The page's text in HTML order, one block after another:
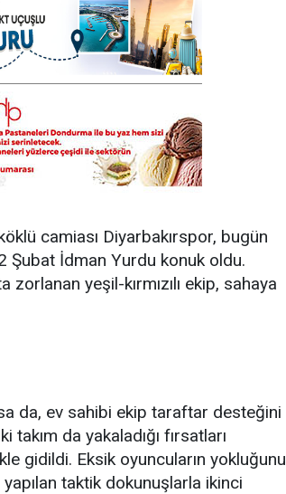
camiası Diyarbakırspor, bugün
Şubat İdman Yurdu konuk oldu.
yeşil-kırmızılı ekip, sahaya
da, ev sahibi ekip taraftar desteğini
da yakaladığı fırsatları
gidildi. Eksik oyuncuların yokluğunu
taktik dokunuşlarla ikinci